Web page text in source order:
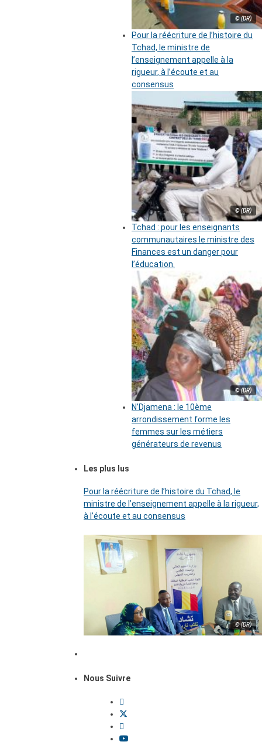
© (DR)
Pour la réécriture de l’histoire du
Tchad, le ministre de
l’enseignement appelle à la
rigueur, à l’écoute et au
consensus
© (DR)
Tchad : pour les enseignants
communautaires le ministre des
Finances est un danger pour
l’éducation.
© (DR)
N’Djamena : le 10ème
arrondissement forme les
femmes sur les métiers
générateurs de revenus
Les plus lus
Pour la réécriture de l’histoire du Tchad, le
ministre de l’enseignement appelle à la rigueur,
à l’écoute et au consensus
© (DR)
Nous Suivre